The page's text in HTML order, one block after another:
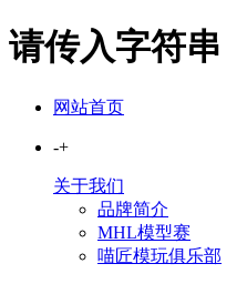
请传入字符串
网站首页
-+
关于我们
品牌简介
MHL模型赛
喵匠模玩俱乐部